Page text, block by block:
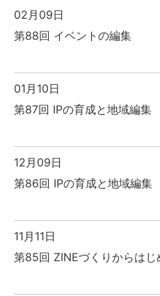
02月09日
第88回 イベントの編集
01月10日
第87回 IPの育成と地域編
12月09日
第86回 IPの育成と地域編
11月11日
第85回 ZINEづくりからはじ